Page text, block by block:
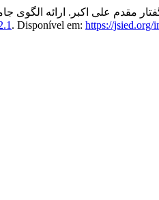
مقدم علی اکبر. ارائه الگوی
. Disponível em: https://jsied.org/